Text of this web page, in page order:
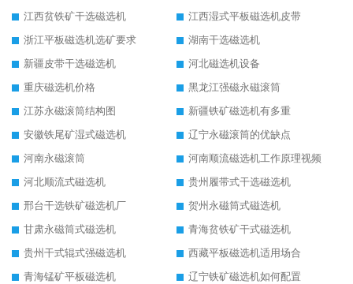
江西贫铁矿干选磁选机
江西湿式平板磁选机皮带
浙江平板磁选机选矿要求
湖南干选磁选机
新疆皮带干选磁选机
河北磁选机设备
重庆磁选机价格
黑龙江强磁永磁滚筒
江苏永磁滚筒结构图
新疆铁矿磁选机有多重
安徽铁尾矿湿式磁选机
辽宁永磁滚筒的优缺点
河南永磁滚筒
河南顺流磁选机工作原理视频
河北顺流式磁选机
贵州履带式干选磁选机
邢台干选铁矿磁选机厂
贺州永磁筒式磁选机
甘肃永磁筒式磁选机
青海贫铁矿干式磁选机
贵州干式辊式强磁选机
西藏平板磁选机适用场合
青海锰矿平板磁选机
辽宁铁矿磁选机如何配置